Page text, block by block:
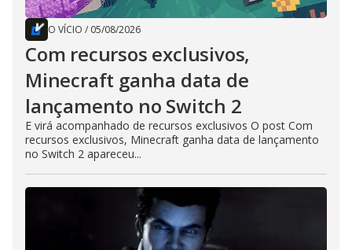
O VÍCIO / 05/08/2026
Com recursos exclusivos,
Minecraft ganha data de
lançamento no Switch 2
E virá acompanhado de recursos exclusivos O post Com
recursos exclusivos, Minecraft ganha data de lançamento
no Switch 2 apareceu...